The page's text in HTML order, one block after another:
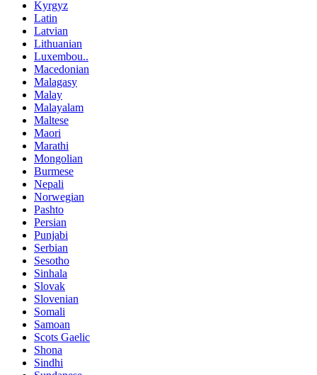
Kyrgyz
Latin
Latvian
Lithuanian
Luxembou..
Macedonian
Malagasy
Malay
Malayalam
Maltese
Maori
Marathi
Mongolian
Burmese
Nepali
Norwegian
Pashto
Persian
Punjabi
Serbian
Sesotho
Sinhala
Slovak
Slovenian
Somali
Samoan
Scots Gaelic
Shona
Sindhi